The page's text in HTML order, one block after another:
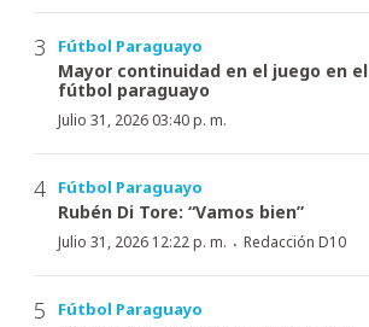
Fútbol Paraguayo
Mayor continuidad en el juego en el
fútbol paraguayo
Julio 31, 2026 03:40 p. m.
Fútbol Paraguayo
Rubén Di Tore: “Vamos bien”
Julio 31, 2026 12:22 p. m. · Redacción D10
Fútbol Paraguayo